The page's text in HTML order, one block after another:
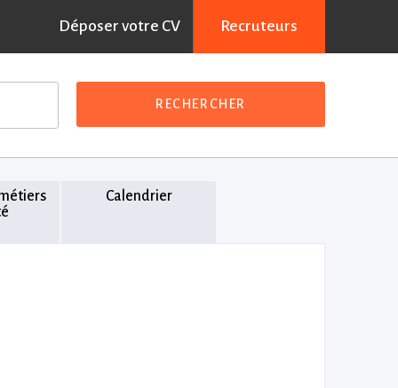
Déposer votre CV Recruteurs
RECHERCHER
Calendrier